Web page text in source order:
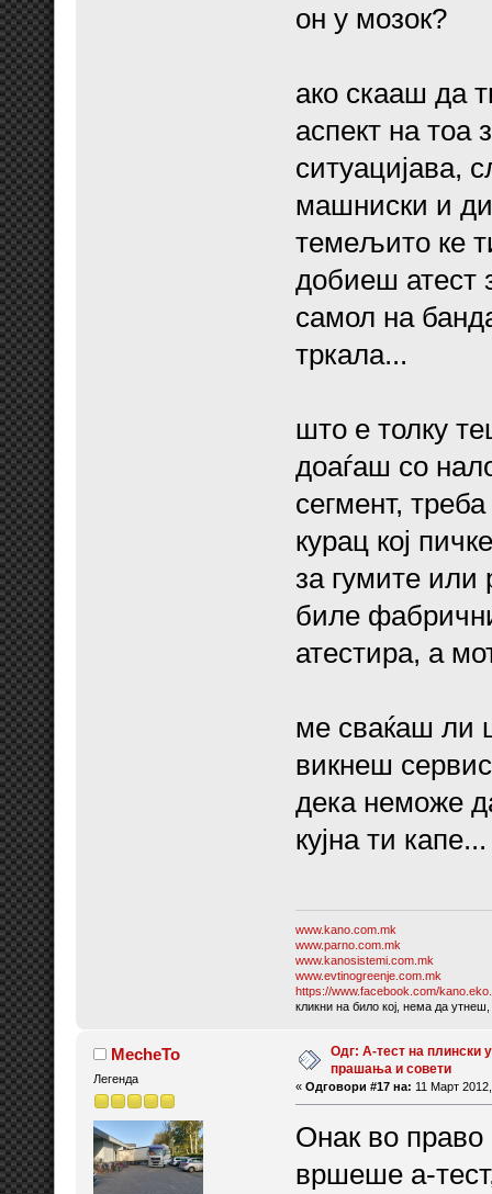
он у мозок?
ако скааш да
аспект на тоа
ситуацијава,
машниски и
темељито ке
добиеш атест
самол на
тркала...
што е толку
доаѓаш со
сегмент,
курац кој
за гумите или
биле
атестира, а
ме сваќаш ли
викнеш
дека неможе
кујна ти капе...
www.kano.com.mk
www.parno.com.mk
www.kanosistemi.com.mk
www.evtinogreenje.com.mk
https://www.facebook.com/
кликни на било кој, нема да
MecheTo
Легенда
Одг: А-тест на плински
прашања и совети
« Одговори #17 на: 11 Март
Онак во
вршеше а-